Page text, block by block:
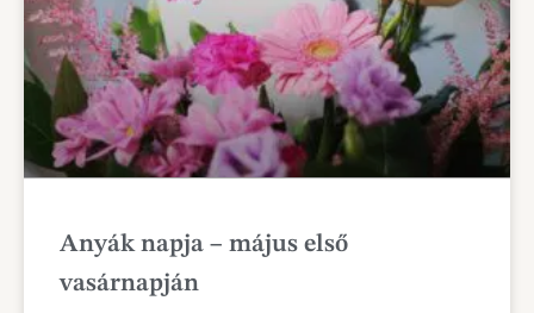
Anyák napja – május első
vasárnapján